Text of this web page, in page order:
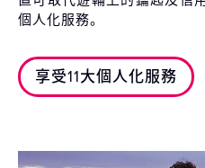
個人化服務。
享受11大個人化服務